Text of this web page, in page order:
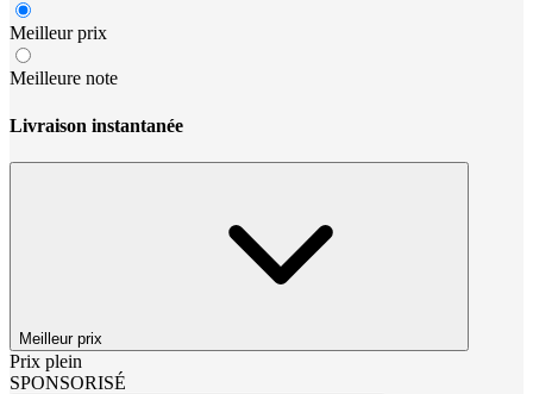
Meilleur prix
Meilleure note
Livraison instantanée
Meilleur prix
Prix plein
SPONSORISÉ